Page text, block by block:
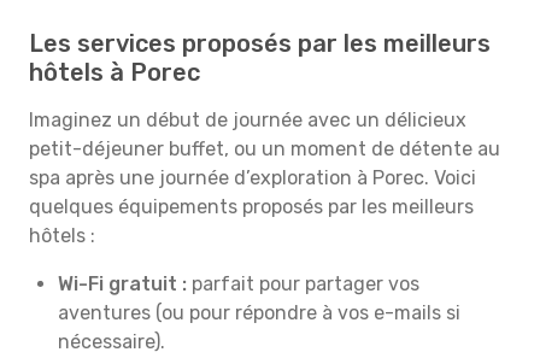
Les services proposés par les meilleurs
hôtels à Porec
Imaginez un début de journée avec un délicieux
petit-déjeuner buffet, ou un moment de détente au
spa après une journée d’exploration à Porec. Voici
quelques équipements proposés par les meilleurs
hôtels :
Wi-Fi gratuit : parfait pour partager vos
aventures (ou pour répondre à vos e-mails si
nécessaire).